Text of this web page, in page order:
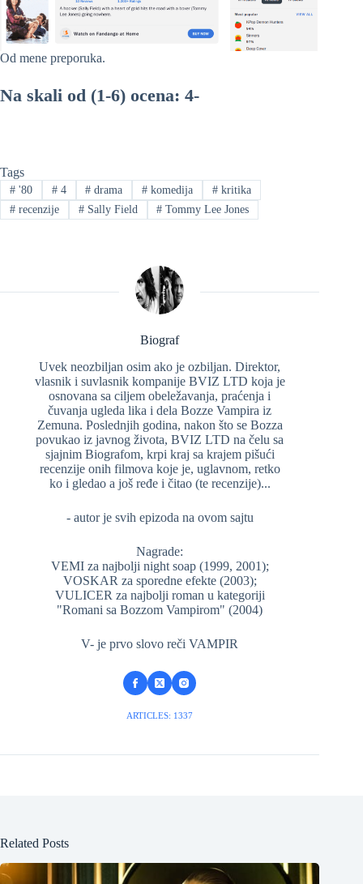
Od mene preporuka.
Na skali od (1-6) ocena: 4-
Tags
#'80 #4 # drama # komedija # kritika
#recenzije #Sally Field # Tommy Lee Jones
Biograf
Uvek neozbiljan osim ako je ozbiljan. Direktor,
vlasnik i suvlasnik kompanije BVIZ LTD koja je
osnovana sa ciljem obeležavanja, praćenja i
čuvanja ugleda lika i dela Bozze Vampira iz
Zemuna. Poslednjih godina, nakon što se Bozza
povukao iz javnog života, BVIZ LTD na čelu sa
sjajnim Biografom, krpi kraj sa krajem pišući
recenzije onih filmova koje je, uglavnom, retko
ko i gledao a još ređe i čitao (te recenzije)...
- autor je svih epizoda na ovom sajtu
Nagrade:
VEMI za najbolji night soap (1999, 2001);
VOSKAR za sporedne efekte (2003);
VULICER za najbolji roman u kategoriji
"Romani sa Bozzom Vampirom" (2004)
V- je prvo slovo reči VAMPIR
ARTICLES: 1337
Related Posts